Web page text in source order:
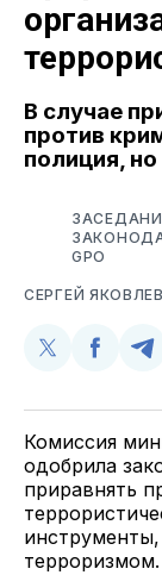
В случае
против
полиция,
GPO
СЕРГЕЙ ЯКОВЛЕВ
Поделиться
Twitter
Комиссия
одобрила
приравнять
терроризмом.